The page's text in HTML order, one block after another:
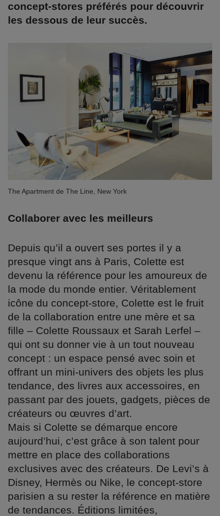
concept-stores préférés pour découvrir
les dessous de leur succès.
The Apartment de The Line, New York
Collaborer avec les meilleurs
Depuis qu’il a ouvert ses portes il y a
presque vingt ans à Paris, Colette est
devenu la référence pour les amoureux de
la mode du monde entier. Véritablement
icône du concept-store, Colette est le fruit
de la collaboration entre une mère et sa
fille – Colette Roussaux et Sarah Lerfel –
qui ont su donner vie à un tout nouveau
concept : un espace pensé avec soin et
offrant un mini-univers des objets les plus
tendance, des livres aux accessoires, en
passant par des jouets, gadgets, pièces de
créateurs ou œuvres d’art.
Mais si Colette se démarque encore
aujourd’hui, c’est grâce à son talent pour
mettre en place des collaborations
exclusives avec des créateurs. De Levi’s à
Disney, Hermès ou Nike, le concept-store
parisien a su rester la référence en matière
de tendances. Éditions limitées,